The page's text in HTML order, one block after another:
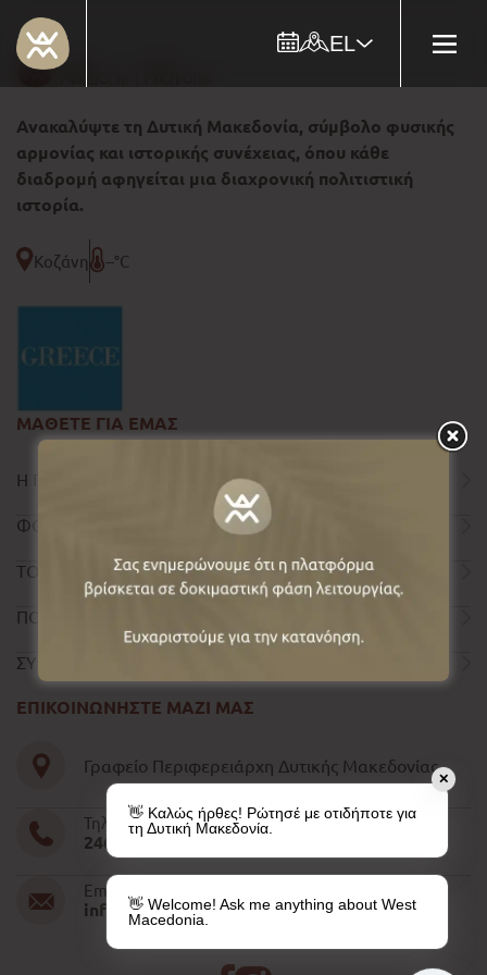
EL
Ανακαλύψτε τη Δυτική Μακεδονία, σύμβολο φυσικής
αρμονίας και ιστορικής συνέχειας, όπου κάθε
διαδρομή αφηγείται μια διαχρονική πολιτιστική
ιστορία.
Κοζάνη --°C
ΜΑΘΕΤΕ ΓΙΑ ΕΜΑΣ
Η ΠΕΡΙΦΕΡΕΙΑ
ΦΟΡΜΑ ΕΠΙΚΟΙΝΩΝΙΑΣ
ΤΟΥΡΙΣΤΙΚΟΣ ΟΔΗΓΟΣ
ΠΟΛΙΤΙΚΗ ΑΠΟΡΡΗΤΟΥ
ΣΥΝΤΕΛΕΣΤΕΣ
ΕΠΙΚΟΙΝΩΝΗΣΤΕ ΜΑΖΙ ΜΑΣ
Γραφείο Περιφερειάρχη Δυτικής Μακεδονίας
Τηλέφωνο
2461052610-11-15
Email
info@pdm.gov.gr
✕
👋 Καλώς ήρθες! Ρώτησέ με οτιδήποτε για
τη Δυτική Μακεδονία.
👋 Welcome! Ask me anything about West
Macedonia.